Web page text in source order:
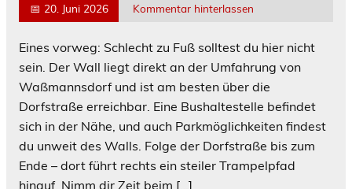
📅 20. Juni 2026 Kommentar hinterlassen
Eines vorweg: Schlecht zu Fuß solltest du hier nicht
sein. Der Wall liegt direkt an der Umfahrung von
Waßmannsdorf und ist am besten über die
Dorfstraße erreichbar. Eine Bushaltestelle befindet
sich in der Nähe, und auch Parkmöglichkeiten findest
du unweit des Walls. Folge der Dorfstraße bis zum
Ende – dort führt rechts ein steiler Trampelpfad
hinauf. Nimm dir Zeit beim […]